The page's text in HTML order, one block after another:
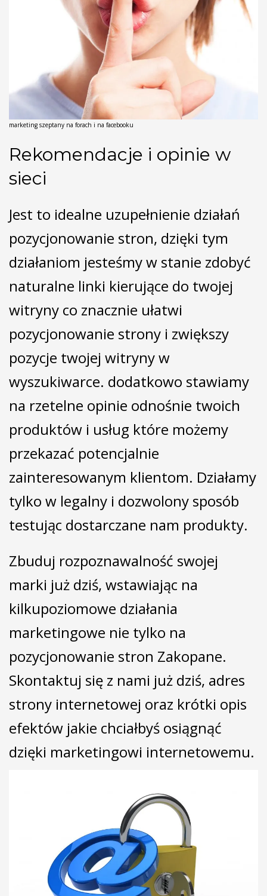
marketing szeptany na forach i na facebooku
Rekomendacje i opinie w
sieci
Jest to idealne uzupełnienie działań
pozycjonowanie stron, dzięki tym
działaniom jesteśmy w stanie zdobyć
naturalne linki kierujące do twojej
witryny co znacznie ułatwi
pozycjonowanie strony i zwiększy
pozycje twojej witryny w
wyszukiwarce. dodatkowo stawiamy
na rzetelne opinie odnośnie twoich
produktów i usług które możemy
przekazać potencjalnie
zainteresowanym klientom. Działamy
tylko w legalny i dozwolony sposób
testując dostarczane nam produkty.
Zbuduj rozpoznawalność swojej
marki już dziś, wstawiając na
kilkupoziomowe działania
marketingowe nie tylko na
pozycjonowanie stron Zakopane.
Skontaktuj się z nami już dziś, adres
strony internetowej oraz krótki opis
efektów jakie chciałbyś osiągnąć
dzięki marketingowi internetowemu.